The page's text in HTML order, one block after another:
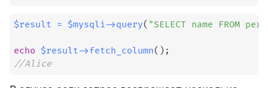
$result = $mysqli->query( "SELECT name FROM
echo $result->fetch_column( ) ;
//Alice